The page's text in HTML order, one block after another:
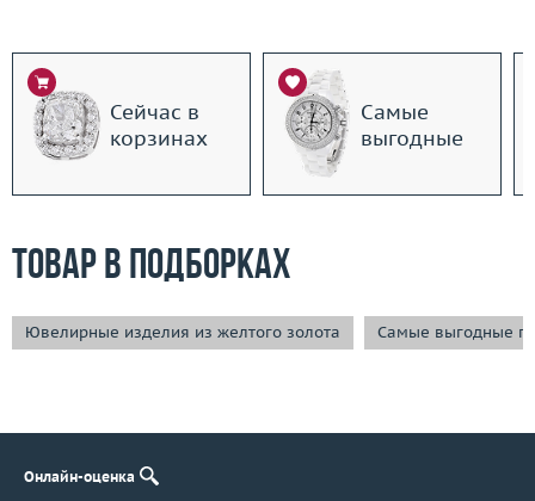
Сейчас в
корзинах
Самые
выгодные
Товар в подборках
Ювелирные изделия из желтого золота Самые выгодные
Онлайн-оценка